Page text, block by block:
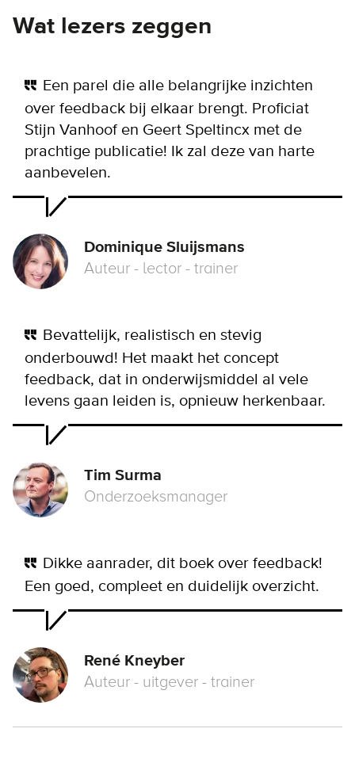
Wat lezers zeggen
Een parel die alle belangrijke inzichten
over feedback bij elkaar brengt. Proficiat
Stijn Vanhoof en Geert Speltincx met de
prachtige publicatie! Ik zal deze van harte
aanbevelen.
Dominique Sluijsmans
Auteur - lector - trainer
Bevattelijk, realistisch en stevig
onderbouwd! Het maakt het concept
feedback, dat in onderwijsmiddel al vele
levens gaan leiden is, opnieuw herkenbaar.
Tim Surma
Onderzoeksmanager
Dikke aanrader, dit boek over feedback!
Een goed, compleet en duidelijk overzicht.
René Kneyber
Auteur - uitgever - trainer